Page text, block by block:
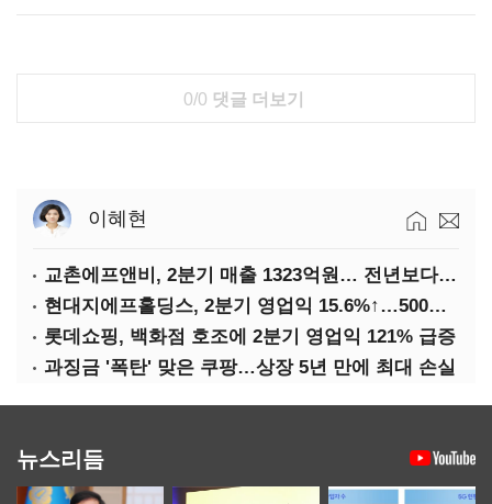
0/0 댓글 더보기
이혜현
교촌에프앤비, 2분기 매출 1323억원… 전년보다 4.9%↑
현대지에프홀딩스, 2분기 영업익 15.6%↑…500억 규모 자사주 매입
롯데쇼핑, 백화점 호조에 2분기 영업익 121% 급증
과징금 '폭탄' 맞은 쿠팡…상장 5년 만에 최대 손실
뉴스리듬